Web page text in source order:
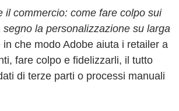
il commercio: come fare colpo sui
la personalizzazione su larga
in che modo Adobe aiuta i retailer a
fare colpo e fidelizzarli, il tutto
di terze parti o processi manuali